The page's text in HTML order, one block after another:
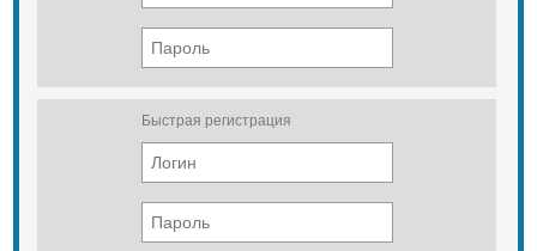
Быстрая регистрация